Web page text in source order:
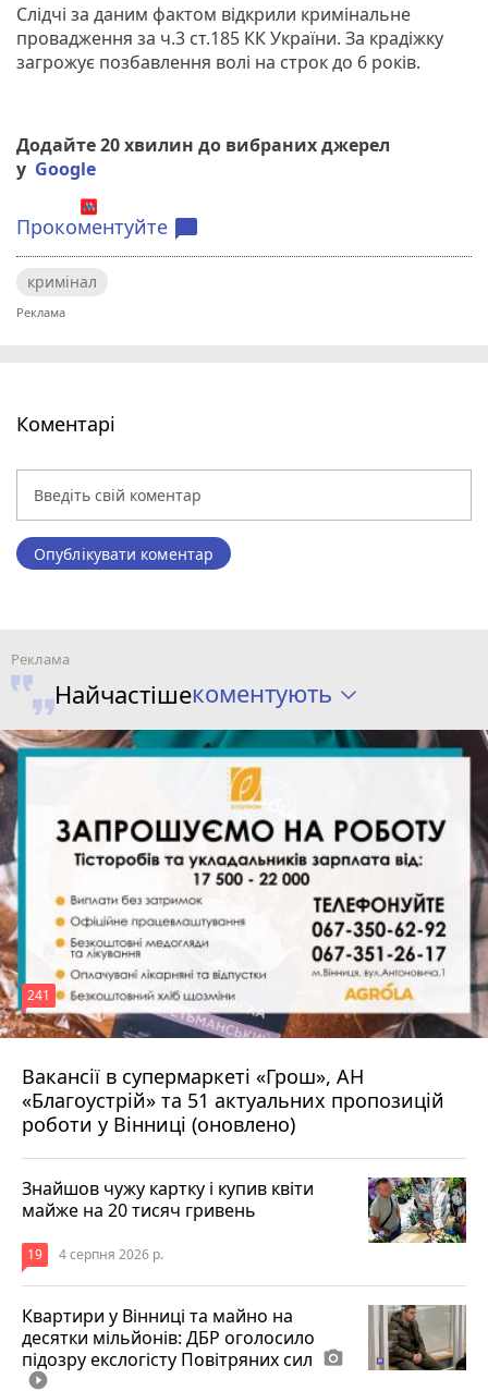
Слідчі за даним фактом відкрили кримінальне
провадження за ч.3 ст.185 КК України. За крадіжку
загрожує позбавлення волі на строк до 6 років.
Додайте 20 хвилин до вибраних джерел
у Google
Прокоментуйте chat_bubble
кримінал
Коментарі
Опублікувати коментар
Найчастішекоментують
Вакансії в супермаркеті «Грош», АН
«Благоустрій» та 51 актуальних пропозицій
роботи у Вінниці (оновлено)
241
4 серпня 2026 р.
Знайшов чужу картку і купив квіти
майже на 20 тисяч гривень
19 4 серпня 2026 р.
Квартири у Вінниці та майно на
десятки мільйонів: ДБР оголосило
підозру екслогісту Повітряних сил photo_camera
play_circle_filled